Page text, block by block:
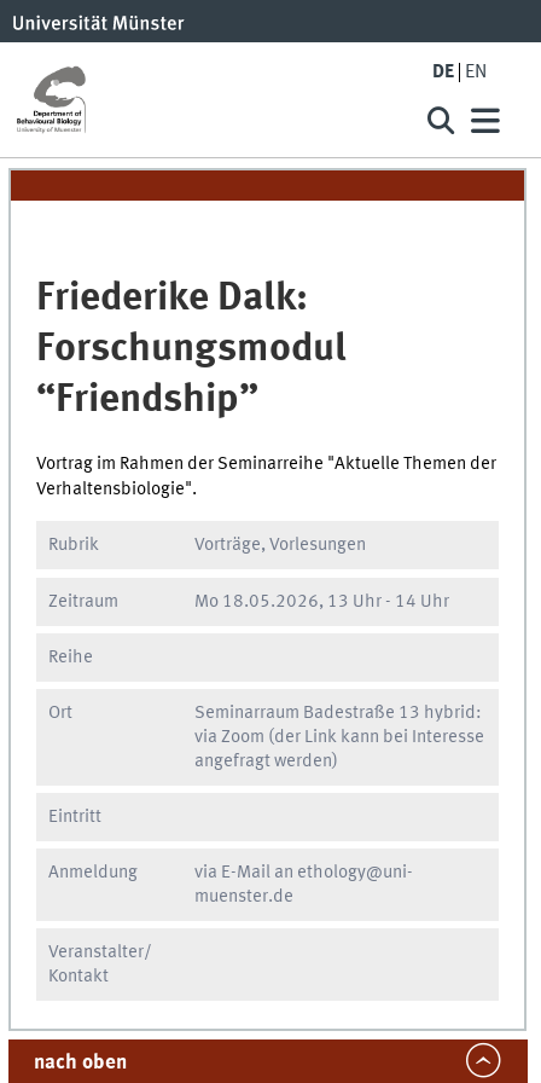
DE EN
Friederike Dalk:
Forschungsmodul
“Friendship”
Vortrag im Rahmen der Seminarreihe "Aktuelle Themen der
Verhaltensbiologie".
Rubrik Vorträge, Vorlesungen
Zeitraum Mo 18.05.2026, 13 Uhr - 14 Uhr
Reihe
Ort
Seminarraum Badestraße 13 hybrid:
via Zoom (der Link kann bei Interesse
angefragt werden)
Eintritt
Anmeldung
via E-Mail an ethology@uni-
muenster.de
Veranstalter/
Kontakt
nach oben